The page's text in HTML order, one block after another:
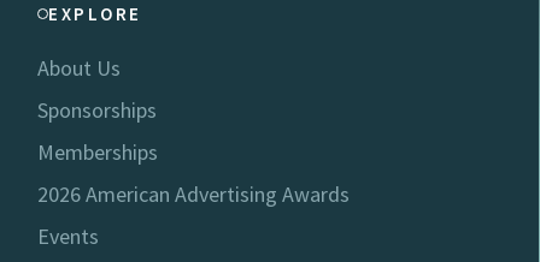
EXPLORE
About Us
Sponsorships
Memberships
2026 American Advertising Awards
Events